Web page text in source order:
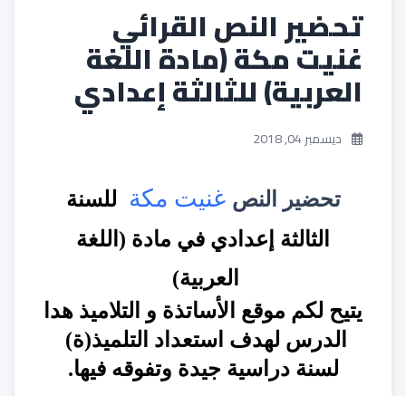
تحضير النص القرائي
غنيت مكة (مادة اللغة
العربية) للثالثة إعدادي
ديسمبر 04, 2018
تحضير النص غنيت مكة
للسنة
الثالثة إعدادي في مادة ( اللغة
العربية)
يتيح لكم موقع الأساتذة و التلاميذ هدا
الدرس لهدف استعداد التلميذ(ة)
لسنة دراسية جيدة وتفوقه فيها.